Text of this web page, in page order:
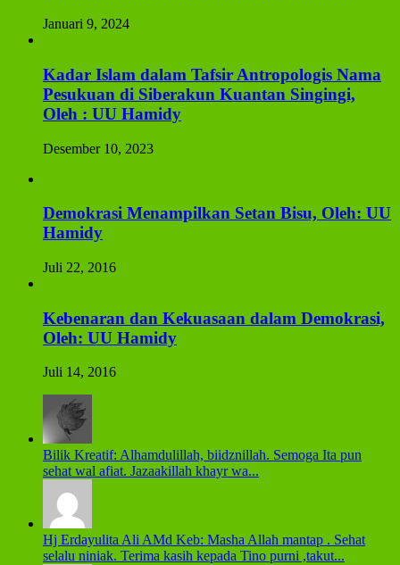
Januari 9, 2024
Kadar Islam dalam Tafsir Antropologis Nama
Pesukuan di Siberakun Kuantan Singingi,
Oleh : UU Hamidy
Desember 10, 2023
Demokrasi Menampilkan Setan Bisu, Oleh: UU
Hamidy
Juli 22, 2016
Kebenaran dan Kekuasaan dalam Demokrasi,
Oleh: UU Hamidy
Juli 14, 2016
Bilik Kreatif: Alhamdulillah, biidznillah. Semoga Ita pun
sehat wal afiat. Jazaakillah khayr wa...
Hj Erdayulita Ali AMd Keb: Masha Allah mantap . Sehat
selalu niniak. Terima kasih kepada Tino purni ,takut...